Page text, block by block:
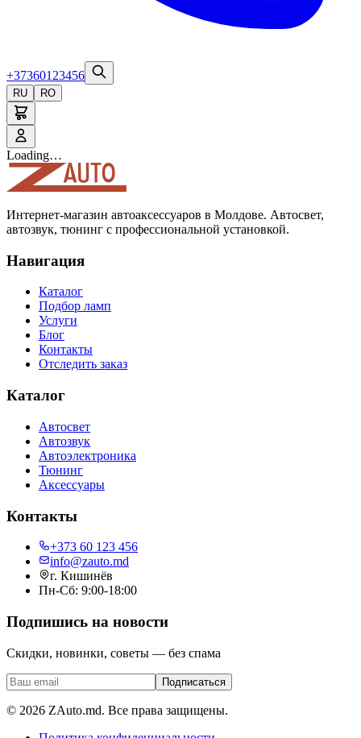
+37360123456
RU RO
Loading…
Интернет-магазин автоаксессуаров в Молдове. Автосвет,
автозвук, тюнинг с профессиональной установкой.
Навигация
Каталог
Подбор ламп
Услуги
Блог
Контакты
Отследить заказ
Каталог
Автосвет
Автозвук
Автоэлектроника
Тюнинг
Аксессуары
Контакты
+373 60 123 456
info@zauto.md
г. Кишинёв
Пн-Сб: 9:00-18:00
Подпишись на новости
Скидки, новинки, советы — без спама
Подписаться
© 2026 ZAuto.md. Все права защищены.